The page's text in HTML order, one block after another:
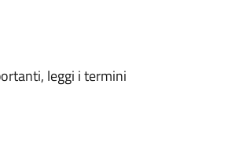
leggi i termini